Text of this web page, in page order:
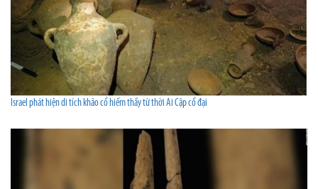
Israel phát hiện di tích khảo cổ hiếm thấy từ thời Ai Cập cổ đại